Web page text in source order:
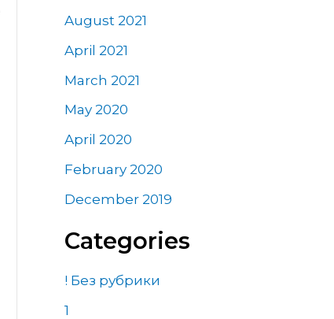
August 2021
April 2021
March 2021
May 2020
April 2020
February 2020
December 2019
Categories
! Без рубрики
1